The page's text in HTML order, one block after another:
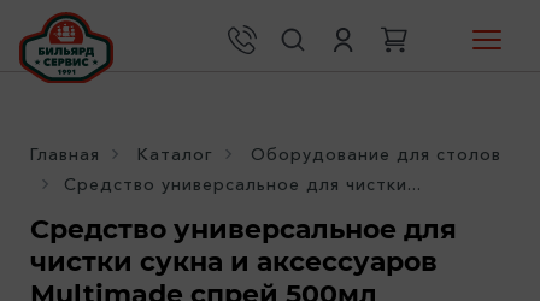
Главная Каталог
Оборудование для столов
Средство универсальное для чистки...
Средство универсальное для
чистки сукна и аксессуаров
Multimade спрей 500мл